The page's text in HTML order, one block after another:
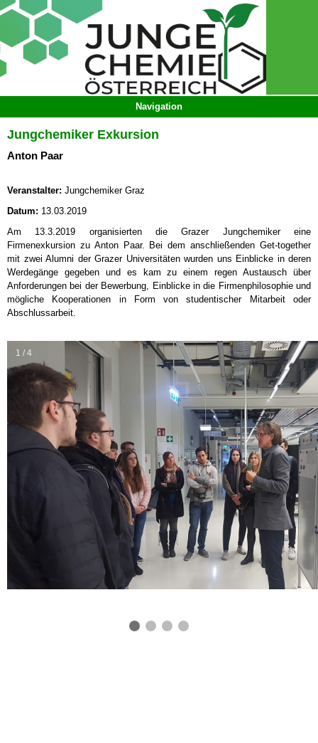
Jungchemiker Exkursion
Anton Paar
Veranstalter: Jungchemiker Graz
Datum: 13.03.2019
Am 13.3.2019 organisierten die Grazer Jungchemiker eine
Firmenexkursion zu Anton Paar. Bei dem anschließenden Get-together
mit zwei Alumni der Grazer Universitäten wurden uns Einblicke in deren
Werdegänge gegeben und es kam zu einem regen Austausch über
Anforderungen bei der Bewerbung, Einblicke in die Firmenphilosophie und
mögliche Kooperationen in Form von studentischer Mitarbeit oder
Abschlussarbeit.
1 / 4